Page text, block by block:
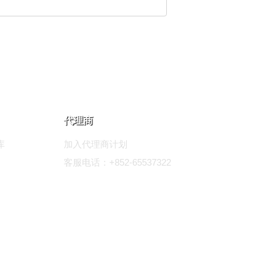
代理商
加入代理商计划
客服电话：+852-65537322